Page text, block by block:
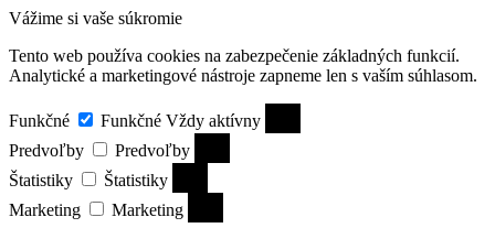
Vážime si vaše súkromie
Tento web používa cookies na zabezpečenie základných funkcií.
Analytické a marketingové nástroje zapneme len s vaším súhlasom.
Funkčné Funkčné Vždy aktívny
Predvoľby
Predvoľby
Štatistiky
Štatistiky
Marketing
Marketing